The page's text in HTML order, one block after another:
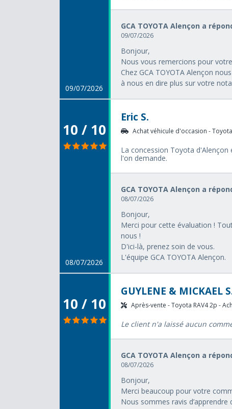
09/07/2026
GCA TOYOTA Alençon a
09/07/2026
Bonjour,
Nous vous remercions pour
Chez GCA TOYOTA Alençon
à nous en dire plus sur votre
10 / 10
08/07/2026
Eric S.
Achat véhicule d'occasion -
La concession Toyota
l'on demande.
GCA TOYOTA Alençon a
08/07/2026
Bonjour,
Merci pour cette évaluation !
nous !
D'ici-là, prenez soin de vous.
L'équipe GCA TOYOTA Alençon.
10 / 10
GUYLENE & MICKAEL
Après-vente - Toyota RAV4 2p -
Le client n'a laissé aucun
GCA TOYOTA Alençon a
08/07/2026
Bonjour,
Merci beaucoup pour votre
Nous sommes ravis